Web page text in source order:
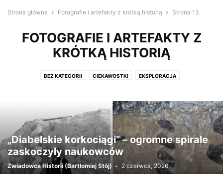
Strona główna Fotografie i artefakty z krótką historią Strona 13
FOTOGRAFIE I ARTEFAKTY Z
KRÓTKĄ HISTORIĄ
BEZ KATEGORII CIEKAWOSTKI EKSPLORACJA
POLECANE POSTY WIDEO
„Diabelskie korkociągi” – ogromne spirale
zaskoczyły naukowców
Zwiadowca Historii (Bartłomiej Stój) - 2 czerwca, 2026